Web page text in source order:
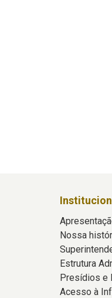
Nossa
Estrutura
Presídios e
Acesso à